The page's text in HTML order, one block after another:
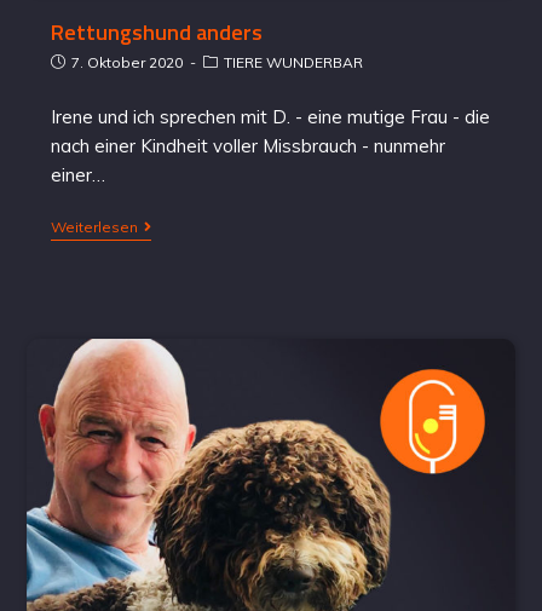
Rettungshund anders
7. Oktober 2020 TIERE WUNDERBAR
Irene und ich sprechen mit D. - eine mutige Frau - die
nach einer Kindheit voller Missbrauch - nunmehr
einer…
Weiterlesen